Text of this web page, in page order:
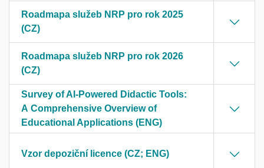
Roadmapa služeb NRP pro rok 2025
(CZ)
Roadmapa služeb NRP pro rok 2026
(CZ)
Survey of AI-Powered Didactic Tools:
A Comprehensive Overview of
Educational Applications (ENG)
Vzor depoziční licence (CZ; ENG)